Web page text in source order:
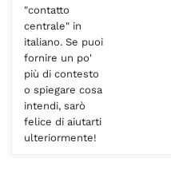
"contatto
centrale" in
italiano. Se puoi
fornire un po'
più di contesto
o spiegare cosa
intendi, sarò
felice di aiutarti
ulteriormente!